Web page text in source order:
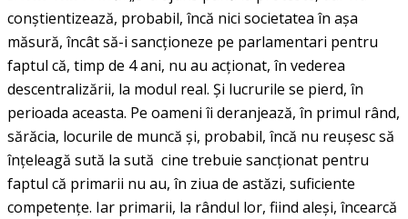
conştientizează, probabil, încă nici societatea în aşa
măsură, încât să-i sancţioneze pe parlamentari pentru
faptul că, timp de 4 ani, nu au acţionat, în vederea
descentralizării, la modul real. Şi lucrurile se pierd, în
perioada aceasta. Pe oameni îi deranjează, în primul rând,
sărăcia, locurile de muncă şi, probabil, încă nu reuşesc să
înţeleagă sută la sută cine trebuie sancţionat pentru
faptul că primarii nu au, în ziua de astăzi, suficiente
competenţe. Iar primarii, la rândul lor, fiind aleşi, încearcă